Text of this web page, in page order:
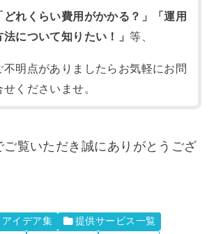
どれくらい費用がかかる？」「運用
法について知りたい！」等、
不明点がありましたらお気軽にお問
せくださいませ。
覧いただき誠にありがとうござ
イデア集
提供サービス一覧